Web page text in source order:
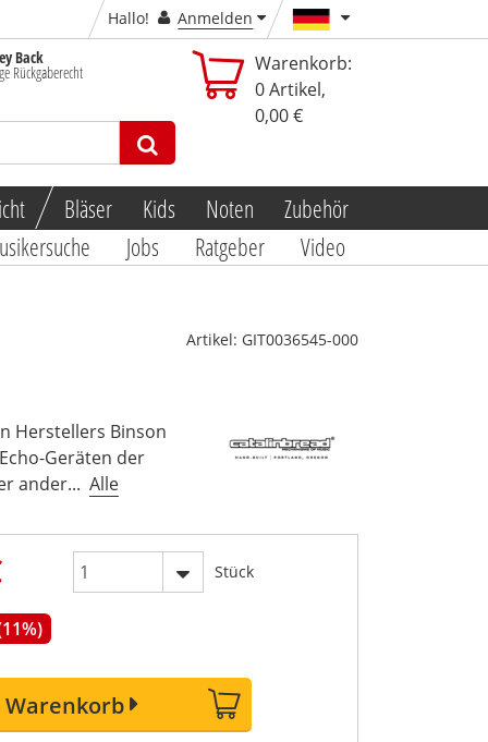
Hallo!
Anmelden
Back
Rückgaberecht
Warenkorb:
0 Artikel,
0,00 €
Bläser Kids Noten
Zubehör
Jobs Ratgeber Video
Artikel: GIT0036545-000
Herstellers Binson
Geräten der
ander... Alle
Stück
Warenkorb